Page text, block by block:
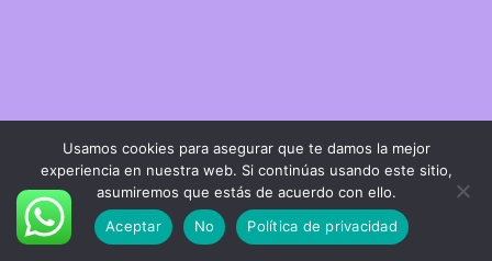
Usamos cookies para asegurar que te damos la mejor
experiencia en nuestra web. Si continúas usando este sitio,
asumiremos que estás de acuerdo con ello.
Aceptar
No Política de privacidad